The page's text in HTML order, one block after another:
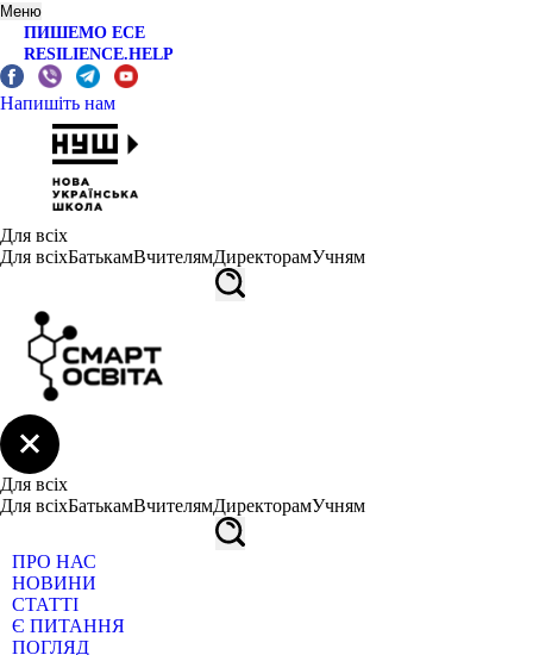
Меню
ПИШЕМО ЕСЕ
RESILIENCE.HELP
Напишіть нам
Для всіх
Для всіхБатькамВчителямДиректорамУчням
Для всіх
Для всіхБатькамВчителямДиректорамУчням
ПРО НАС
НОВИНИ
СТАТТІ
Є ПИТАННЯ
ПОГЛЯД